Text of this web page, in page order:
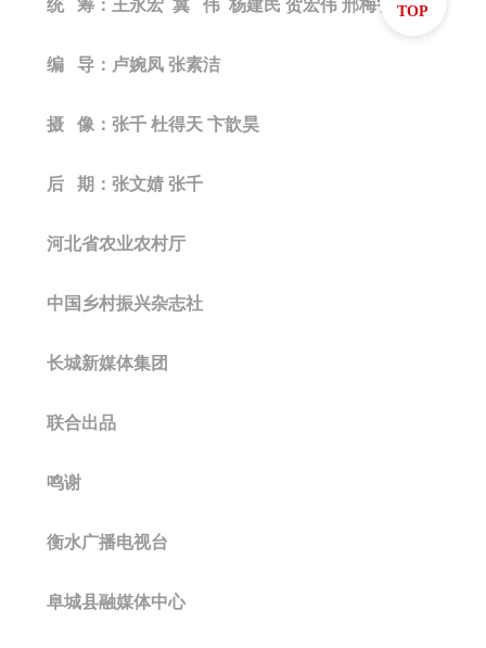
统 筹：王永宏 冀 伟 杨建民 贺宏伟 邢梅智
编 导：卢婉凤 张素洁
摄 像：张千 杜得天 卞歆昊
后 期：张文婧 张千
河北省农业农村厅
中国乡村振兴杂志社
长城新媒体集团
联合出品
鸣谢
衡水广播电视台
阜城县融媒体中心
TOP